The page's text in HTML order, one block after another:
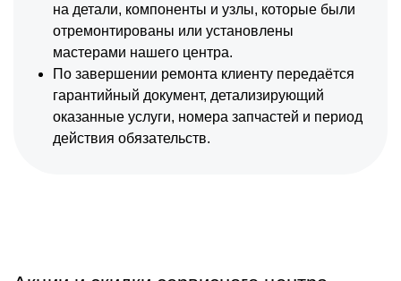
на детали, компоненты и узлы, которые были
отремонтированы или установлены
мастерами нашего центра.
По завершении ремонта клиенту передаётся
гарантийный документ, детализирующий
оказанные услуги, номера запчастей и период
действия обязательств.